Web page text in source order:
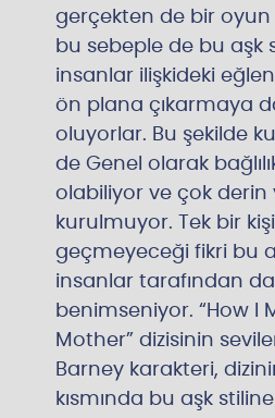
gerçekten de bir
bu sebeple de bu aşk
insanlar ilişkideki
ön plana çıkarmaya
oluyorlar. Bu şekilde
de Genel olarak
olabiliyor ve çok derin
kurulmuyor. Tek bir
geçmeyeceği fikri bu
insanlar tarafından
benimseniyor. “How I
Mother” dizisinin
Barney karakteri,
kısmında bu aşk